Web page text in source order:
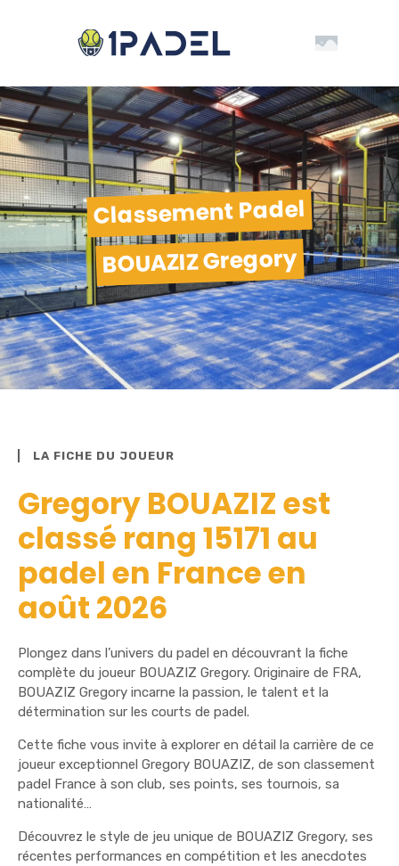
Classement Padel
BOUAZIZ Gregory
LA FICHE DU JOUEUR
Gregory BOUAZIZ est
classé rang 15171 au
padel en France en
août 2026
Plongez dans l’univers du padel en découvrant la fiche
complète du joueur BOUAZIZ Gregory. Originaire de FRA,
BOUAZIZ Gregory incarne la passion, le talent et la
détermination sur les courts de padel.
Cette fiche vous invite à explorer en détail la carrière de ce
joueur exceptionnel Gregory BOUAZIZ, de son classement
padel France à son club, ses points, ses tournois, sa
nationalité…
Découvrez le style de jeu unique de BOUAZIZ Gregory, ses
récentes performances en compétition et les anecdotes